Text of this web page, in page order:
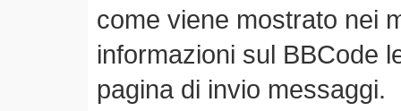
come viene mostrato nei
informazioni sul BBCode
pagina di invio messaggi.